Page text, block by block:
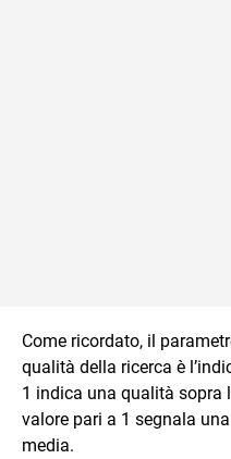
Come ricordato, il
qualità della ricerca è
1 indica una qualità sopra
valore pari a 1 segnala
media.